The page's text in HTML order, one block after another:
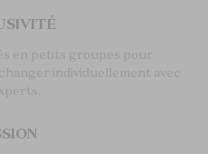
en petits groupes pour
individuellement avec